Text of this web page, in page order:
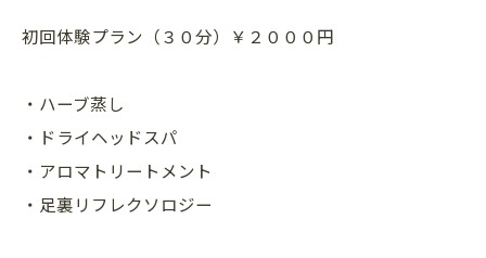
初回体験プラン（３０分）￥２０００円
・ハーブ蒸し
・ドライヘッドスパ
・アロマトリートメント
・足裏リフレクソロジー